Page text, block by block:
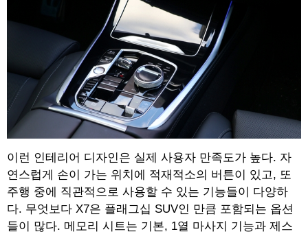
이런 인테리어 디자인은 실제 사용자 만족도가 높다. 자
연스럽게 손이 가는 위치에 적재적소의 버튼이 있고, 또
주행 중에 직관적으로 사용할 수 있는 기능들이 다양하
다. 무엇보다 X7은 플래그십 SUV인 만큼 포함되는 옵션
들이 많다. 메모리 시트는 기본, 1열 마사지 기능과 제스